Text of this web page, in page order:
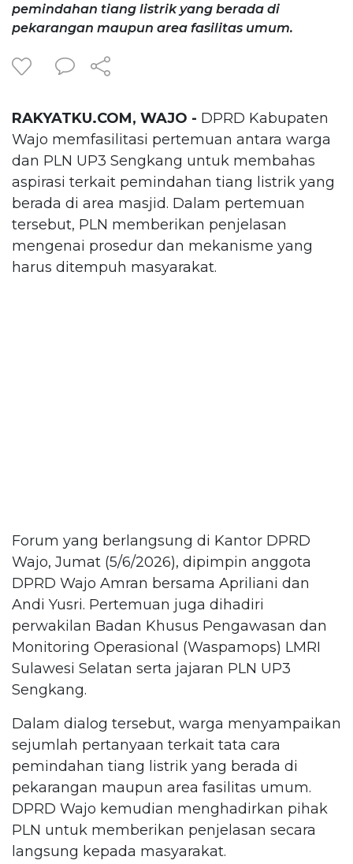
pemindahan tiang listrik yang berada di
pekarangan maupun area fasilitas umum.
RAKYATKU.COM, WAJO - DPRD Kabupaten
Wajo memfasilitasi pertemuan antara warga
dan PLN UP3 Sengkang untuk membahas
aspirasi terkait pemindahan tiang listrik yang
berada di area masjid. Dalam pertemuan
tersebut, PLN memberikan penjelasan
mengenai prosedur dan mekanisme yang
harus ditempuh masyarakat.
Forum yang berlangsung di Kantor DPRD
Wajo, Jumat (5/6/2026), dipimpin anggota
DPRD Wajo Amran bersama Apriliani dan
Andi Yusri. Pertemuan juga dihadiri
perwakilan Badan Khusus Pengawasan dan
Monitoring Operasional (Waspamops) LMRI
Sulawesi Selatan serta jajaran PLN UP3
Sengkang.
Dalam dialog tersebut, warga menyampaikan
sejumlah pertanyaan terkait tata cara
pemindahan tiang listrik yang berada di
pekarangan maupun area fasilitas umum.
DPRD Wajo kemudian menghadirkan pihak
PLN untuk memberikan penjelasan secara
langsung kepada masyarakat.